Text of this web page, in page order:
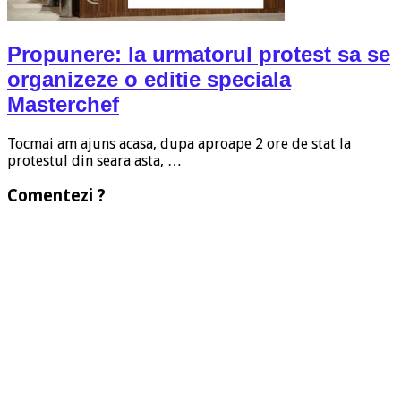
Propunere: la urmatorul protest sa se
organizeze o editie speciala
Masterchef
Tocmai am ajuns acasa, dupa aproape 2 ore de stat la
protestul din seara asta, …
Comentezi ?